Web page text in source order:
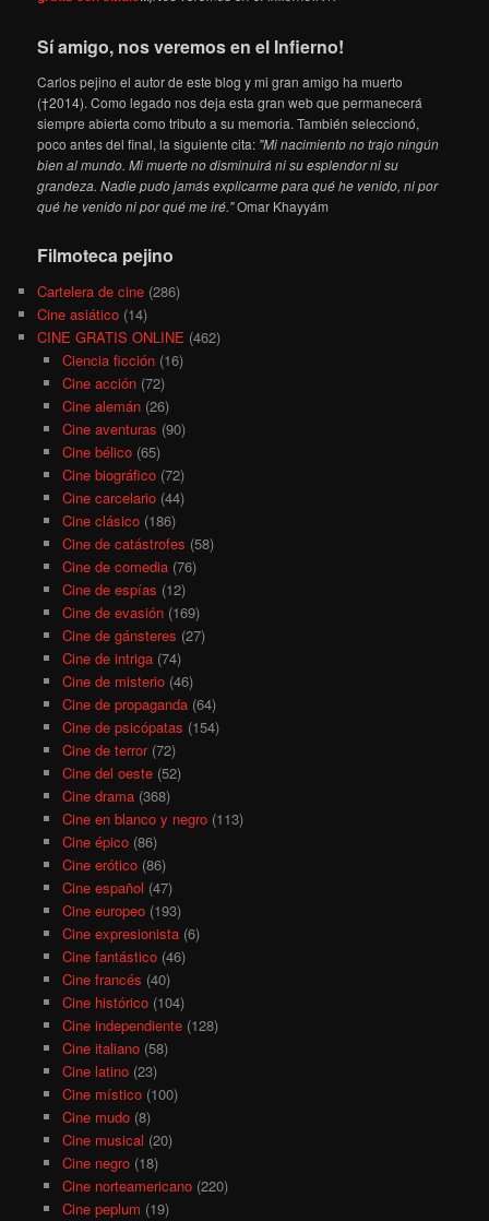
Sí amigo, nos veremos en el Infierno!
Carlos pejino el autor de este blog y mi gran amigo ha muerto
(†2014). Como legado nos deja esta gran web que permanecerá
siempre abierta como tributo a su memoria. También seleccionó,
poco antes del final, la siguiente cita: "Mi nacimiento no trajo ningún
bien al mundo. Mi muerte no disminuirá ni su esplendor ni su
grandeza. Nadie pudo jamás explicarme para qué he venido, ni por
qué he venido ni por qué me iré."Omar Khayyám
Filmoteca pejino
Cartelera de cine (286)
Cine asiático (14)
CINE GRATIS ONLINE (462)
Ciencia ficción(16)
Cine acción(72)
Cine alemán(26)
Cine aventuras (90)
Cine bélico(65)
Cine biográfico(72)
Cine carcelario(44)
Cine clásico(186)
Cine de catástrofes (58)
Cine de comedia(76)
Cine de espías (12)
Cine de evasión(169)
Cine de gánsteres (27)
Cine de intriga(74)
Cine de misterio(46)
Cine de propaganda(64)
Cine de psicópatas (154)
Cine de terror(72)
Cine del oeste(52)
Cine drama(368)
Cine en blanco y negro(113)
Cine épico(86)
Cine erótico(86)
Cine español (47)
Cine europeo(193)
Cine expresionista(6)
Cine fantástico(46)
Cine francés (40)
Cine histórico(104)
Cine independiente(128)
Cine italiano(58)
Cine latino(23)
Cine místico(100)
Cine mudo(8)
Cine musical (20)
Cine negro(18)
Cine norteamericano(220)
Cine peplum (19)